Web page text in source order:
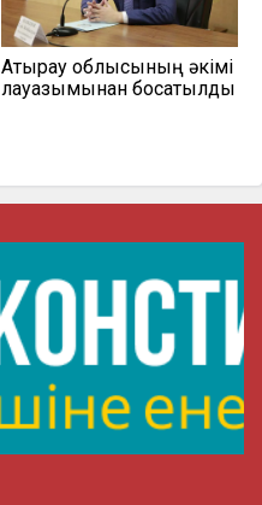
Атырау облысының әкімі
лауазымынан босатылды